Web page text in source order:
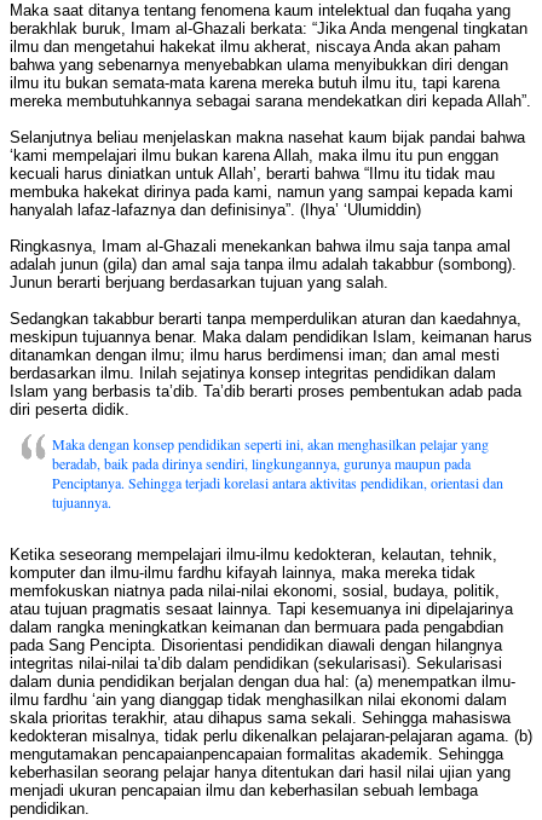
Maka saat ditanya tentang fenomena kaum intelektual dan fuqaha yang
berakhlak buruk, Imam al-Ghazali berkata: “Jika Anda mengenal tingkatan
ilmu dan mengetahui hakekat ilmu akherat, niscaya Anda akan paham
bahwa yang sebenarnya menyebabkan ulama menyibukkan diri dengan
ilmu itu bukan semata-mata karena mereka butuh ilmu itu, tapi karena
mereka membutuhkannya sebagai sarana mendekatkan diri kepada Allah”.
Selanjutnya beliau menjelaskan makna nasehat kaum bijak pandai bahwa
‘kami mempelajari ilmu bukan karena Allah, maka ilmu itu pun enggan
kecuali harus diniatkan untuk Allah’, berarti bahwa “Ilmu itu tidak mau
membuka hakekat dirinya pada kami, namun yang sampai kepada kami
hanyalah lafaz-lafaznya dan definisinya”. (Ihya’ ‘Ulumiddin)
Ringkasnya, Imam al-Ghazali menekankan bahwa ilmu saja tanpa amal
adalah junun (gila) dan amal saja tanpa ilmu adalah takabbur (sombong).
Junun berarti berjuang berdasarkan tujuan yang salah.
Sedangkan takabbur berarti tanpa memperdulikan aturan dan kaedahnya,
meskipun tujuannya benar. Maka dalam pendidikan Islam, keimanan harus
ditanamkan dengan ilmu; ilmu harus berdimensi iman; dan amal mesti
berdasarkan ilmu. Inilah sejatinya konsep integritas pendidikan dalam
Islam yang berbasis ta’dib. Ta’dib berarti proses pembentukan adab pada
diri peserta didik.
Maka dengan konsep pendidikan seperti ini, akan menghasilkan pelajar yang
beradab, baik pada dirinya sendiri, lingkungannya, gurunya maupun pada
Penciptanya. Sehingga terjadi korelasi antara aktivitas pendidikan, orientasi dan
tujuannya.
Ketika seseorang mempelajari ilmu-ilmu kedokteran, kelautan, tehnik,
komputer dan ilmu-ilmu fardhu kifayah lainnya, maka mereka tidak
memfokuskan niatnya pada nilai-nilai ekonomi, sosial, budaya, politik,
atau tujuan pragmatis sesaat lainnya. Tapi kesemuanya ini dipelajarinya
dalam rangka meningkatkan keimanan dan bermuara pada pengabdian
pada Sang Pencipta. Disorientasi pendidikan diawali dengan hilangnya
integritas nilai-nilai ta’dib dalam pendidikan (sekularisasi). Sekularisasi
dalam dunia pendidikan berjalan dengan dua hal: (a) menempatkan ilmu-
ilmu fardhu ‘ain yang dianggap tidak menghasilkan nilai ekonomi dalam
skala prioritas terakhir, atau dihapus sama sekali. Sehingga mahasiswa
kedokteran misalnya, tidak perlu dikenalkan pelajaran-pelajaran agama. (b)
mengutamakan pencapaianpencapaian formalitas akademik. Sehingga
keberhasilan seorang pelajar hanya ditentukan dari hasil nilai ujian yang
menjadi ukuran pencapaian ilmu dan keberhasilan sebuah lembaga
pendidikan.